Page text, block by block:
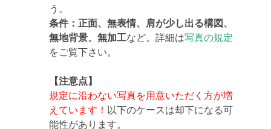
う。
条件：正面、無表情、肩が少し出る構図、
無地背景、無加工など。詳細は写真の規定
をご覧下さい。
【注意点】
規定に沿わない写真を用意いただく方が増
えています！ 以下のケースは却下になる可
能性があります。